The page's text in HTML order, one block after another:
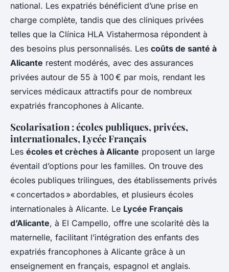
national. Les expatriés bénéficient d’une prise en
charge complète, tandis que des cliniques privées
telles que la Clínica HLA Vistahermosa répondent à
des besoins plus personnalisés. Les coûts de santé à
Alicante restent modérés, avec des assurances
privées autour de 55 à 100 € par mois, rendant les
services médicaux attractifs pour de nombreux
expatriés francophones à Alicante.
Scolarisation : écoles publiques, privées,
internationales, Lycée Français
Les écoles et crèches à Alicante proposent un large
éventail d’options pour les familles. On trouve des
écoles publiques trilingues, des établissements privés
« concertados » abordables, et plusieurs écoles
internationales à Alicante. Le Lycée Français
d’Alicante, à El Campello, offre une scolarité dès la
maternelle, facilitant l’intégration des enfants des
expatriés francophones à Alicante grâce à un
enseignement en français, espagnol et anglais.